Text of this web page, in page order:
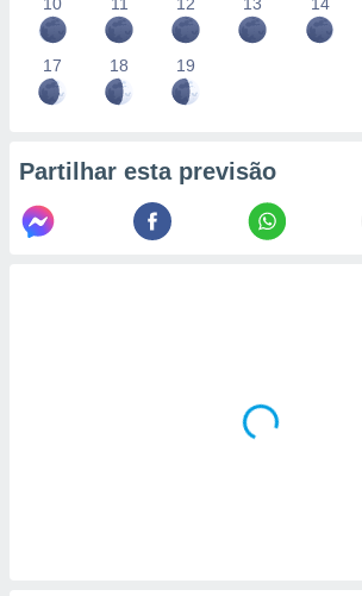
17 18 19
Partilhar esta previsão